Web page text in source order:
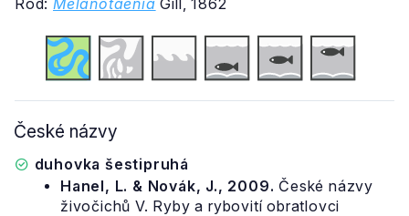
Rod: Melanotaenia Gill, 1862
České názvy
duhovka šestipruhá
Hanel, L. & Novák, J., 2009. České názvy
živočichů V. Ryby a rybovití obratlovci